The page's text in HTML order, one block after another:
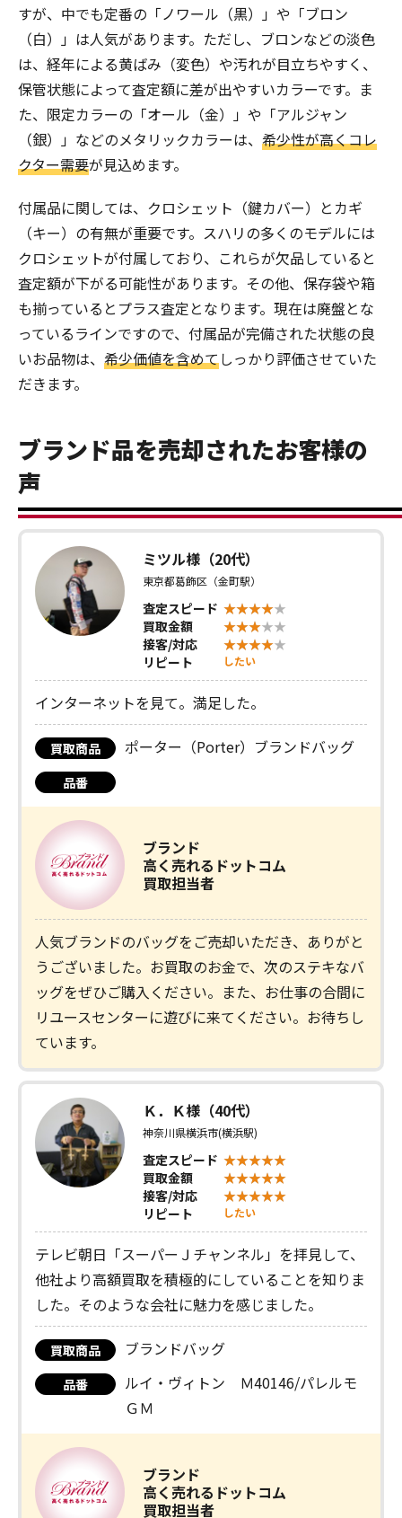
すが、中でも定番の「ノワール（黒）」や「ブロン
（白）」は人気があります。ただし、ブロンなどの淡色
は、経年による黄ばみ（変色）や汚れが目立ちやすく、
保管状態によって査定額に差が出やすいカラーです。ま
た、限定カラーの「オール（金）」や「アルジャン
（銀）」などのメタリックカラーは、 希少性が高くコレ
クター需要が見込めます。
付属品に関しては、クロシェット（鍵カバー）とカギ
（キー）の有無が重要です。スハリの多くのモデルには
クロシェットが付属しており、これらが欠品していると
査定額が下がる可能性があります。その他、保存袋や箱
も揃っているとプラス査定となります。現在は廃盤とな
っているラインですので、付属品が完備された状態の良
いお品物は、 希少価値を含めてしっかり評価させていた
だきます。
ブランド品を売却されたお客様の
声
ミツル様（20代）
東京都葛飾区（金町駅）
査定スピード
買取金額
接客/対応
リピート
したい
インターネットを見て。満足した。
買取商品 ポーター（Porter）ブランドバッグ
品番
ブランド
高く売れるドットコム
買取担当者
人気ブランドのバッグをご売却いただき、ありがと
うございました。お買取のお金で、次のステキなバ
ッグをぜひご購入ください。また、お仕事の合間に
リユースセンターに遊びに来てください。お待ちし
ています。
Ｋ．Ｋ様（40代）
神奈川県横浜市(横浜駅)
査定スピード
買取金額
接客/対応
リピート
したい
テレビ朝日「スーパーＪチャンネル」を拝見して、
他社より高額買取を積極的にしていることを知りま
した。そのような会社に魅力を感じました。
買取商品 ブランドバッグ
品番
ルイ・ヴィトン Ｍ40146/パレルモ
ＧＭ
ブランド
高く売れるドットコム
買取担当者